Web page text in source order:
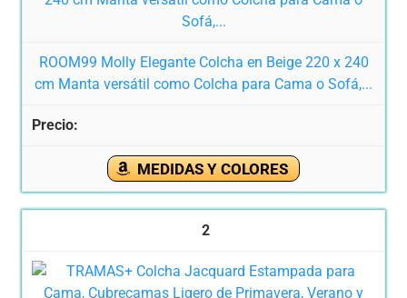
ROOM99 Molly Elegante Colcha en Beige 220 x 240
cm Manta versátil como Colcha para Cama o Sofá,...
MEDIDAS Y COLORES
2